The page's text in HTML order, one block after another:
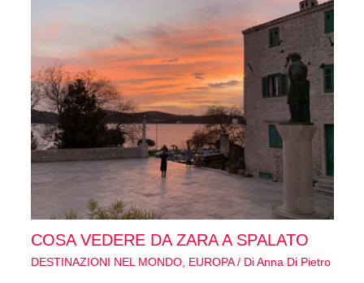
COSA VEDERE DA ZARA A SPALATO
DESTINAZIONI NEL MONDO, EUROPA/ DiAnna Di Pietro